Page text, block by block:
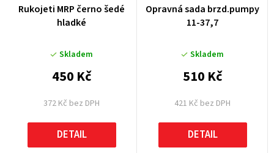
Rukojeti MRP černo šedé
hladké
Skladem
372 Kč bez DPH
450 Kč
DETAIL
Opravná sada brzd.pumpy
11-37,7
Skladem
421 Kč bez DPH
510 Kč
DETAIL